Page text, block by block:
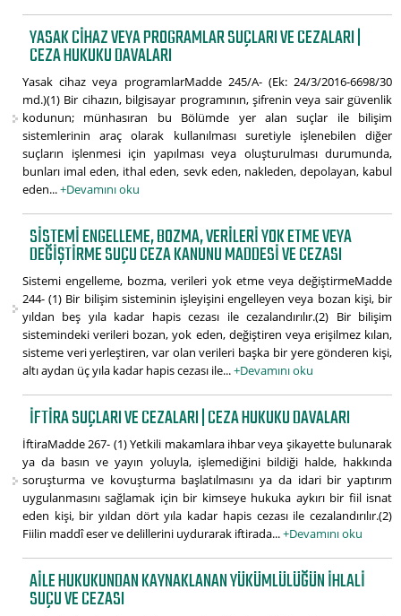
YASAK CIHAZ VEYA PROGRAMLAR SUÇLARI VE CEZALARI |
CEZA HUKUKU DAVALARI
Yasak cihaz veya programlarMadde 245/A- (Ek: 24/3/2016-6698/30
md.)(1) Bir cihazın, bilgisayar programının, şifrenin veya sair güvenlik
kodunun; münhasıran bu Bölümde yer alan suçlar ile bilişim
sistemlerinin araç olarak kullanılması suretiyle işlenebilen diğer
suçların işlenmesi için yapılması veya oluşturulması durumunda,
bunları imal eden, ithal eden, sevk eden, nakleden, depolayan, kabul
eden...+Devamını oku
SISTEMI ENGELLEME, BOZMA, VERILERI YOK ETME VEYA
DEĞIŞTIRME SUÇU CEZA KANUNU MADDESI VE CEZASI
Sistemi engelleme, bozma, verileri yok etme veya değiştirmeMadde
244- (1) Bir bilişim sisteminin işleyişini engelleyen veya bozan kişi, bir
yıldan beş yıla kadar hapis cezası ile cezalandırılır.(2) Bir bilişim
sistemindeki verileri bozan, yok eden, değiştiren veya erişilmez kılan,
sisteme veri yerleştiren, var olan verileri başka bir yere gönderen kişi,
altı aydan üç yıla kadar hapis cezası ile...+Devamını oku
İFTIRA SUÇLARI VE CEZALARI | CEZA HUKUKU DAVALARI
İftiraMadde 267- (1) Yetkili makamlara ihbar veya şikayette bulunarak
ya da basın ve yayın yoluyla, işlemediğini bildiği halde, hakkında
soruşturma ve kovuşturma başlatılmasını ya da idari bir yaptırım
uygulanmasını sağlamak için bir kimseye hukuka aykırı bir fiil isnat
eden kişi, bir yıldan dört yıla kadar hapis cezası ile cezalandırılır.(2)
Fiilin maddî eser ve delillerini uydurarak iftirada...+Devamını oku
AILE HUKUKUNDAN KAYNAKLANAN YÜKÜMLÜLÜĞÜN IHLALI
SUÇU VE CEZASI